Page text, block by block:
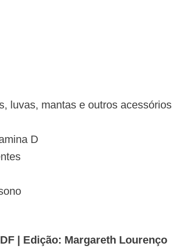
luvas, mantas e outros acessórios
D
| Edição: Margareth Lourenço